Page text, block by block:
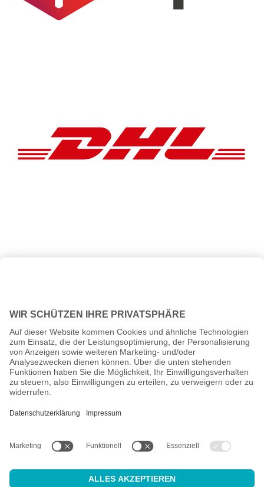
ggf. Nachnahmegebühren, wenn nicht anders angegeben.